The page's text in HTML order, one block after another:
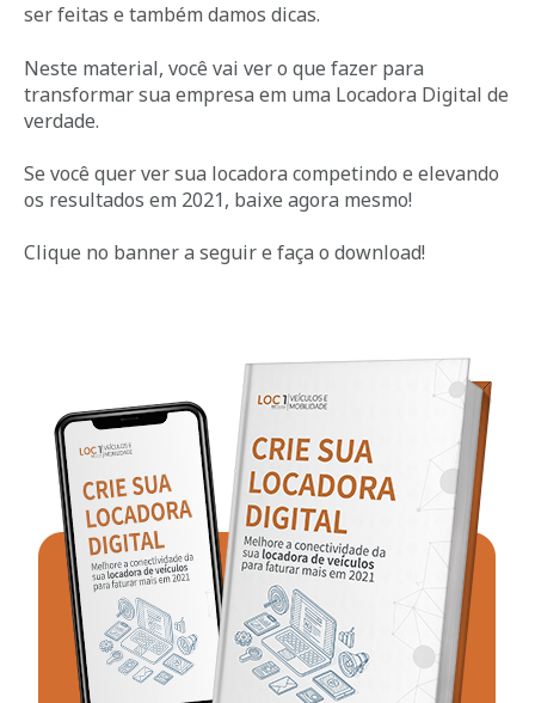
ser feitas e também damos dicas.
Neste material, você vai ver o que fazer para
transformar sua empresa em uma Locadora Digital de
verdade.
Se você quer ver sua locadora competindo e elevando
os resultados em 2021, baixe agora mesmo!
Clique no banner a seguir e faça o download!